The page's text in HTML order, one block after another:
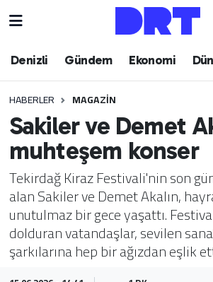
Denizli Gündem Ekonomi
HABERLER MAGAZIN
Sakiler ve Demet
muhteşem konser
Tekirdağ Kiraz Festivali'nin son
alan Sakiler ve Demet Akalın,
unutulmaz bir gece yaşattı.
dolduran vatandaşlar, sevilen
şarkılarına hep bir ağızdan eşlik
Denizli
Ekonomi
Dünya
Spor
Magazin
Hava Durumu
Trafik Durumu
Puan Durumu ve Fikstür
Tüm Manşetler
Son Dakika Haberleri
Haber Arşivi